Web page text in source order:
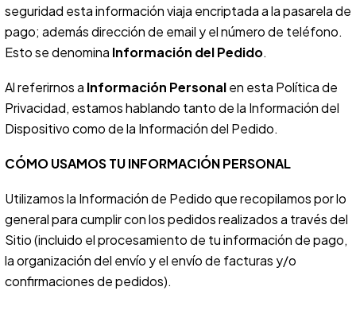
seguridad esta información viaja encriptada a la pasarela de
pago; además dirección de email y el número de teléfono.
Esto se denomina Información del Pedido.
Al referirnos a Información Personalen esta Política de
Privacidad, estamos hablando tanto de la Información del
Dispositivo como de la Información del Pedido.
CÓMO USAMOS TU INFORMACIÓN PERSONAL
Utilizamos la Información de Pedido que recopilamos por lo
general para cumplir con los pedidos realizados a través del
Sitio (incluido el procesamiento de tu información de pago,
la organización del envío y el envío de facturas y/o
confirmaciones de pedidos).